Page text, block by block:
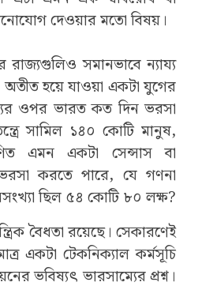
দেওয়ার মতো বিষয়।
রাজ্যগুলিও সমানভাবে ন্যায্য
অতীত হয়ে যাওয়া একটা যুগের
ওপর ভারত কত দিন ভরসা
সামিল ১৪০ কোটি মানুষ,
এমন একটা সেন্সাস বা
করতে পারে, যে গণনা
ছিল ৫৪ কোটি ৮০ লক্ষ?
বৈধতা রয়েছে। সেকারণেই
একটা টেকনিক্যাল কর্মসূচি
ভবিষ্যৎ ভারসাম্যের প্রশ্ন।